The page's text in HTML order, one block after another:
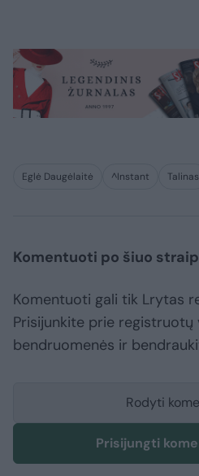
Eglė Daugėlaitė ^Instant Talinas
Komentuoti po šiuo
Komentuoti gali tik Lrytas
Prisijunkite prie
bendruomenės ir
Rodyti
Prisijungti